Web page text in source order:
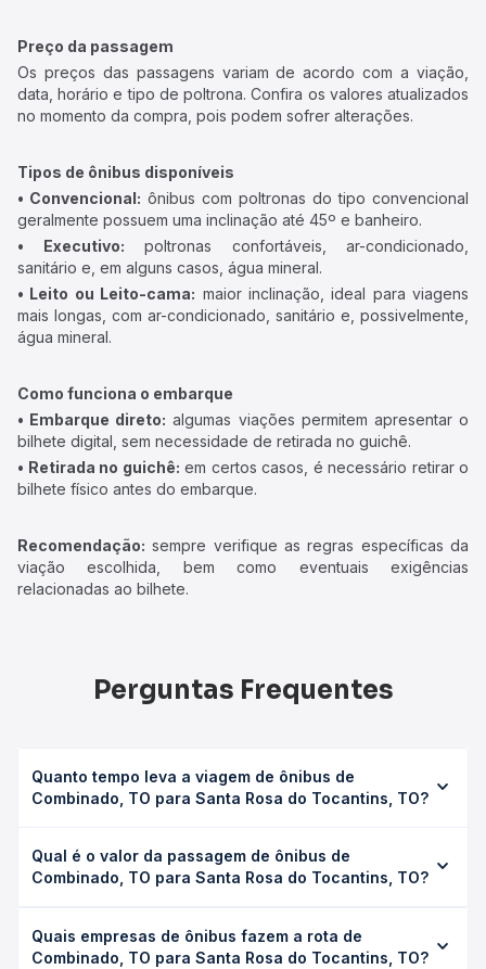
Preço da passagem
Os preços das passagens variam de acordo com a viação,
data, horário e tipo de poltrona. Confira os valores atualizados
no momento da compra, pois podem sofrer alterações.
Tipos de ônibus disponíveis
• Convencional: ônibus com poltronas do tipo convencional
geralmente possuem uma inclinação até 45º e banheiro.
• Executivo: poltronas confortáveis, ar-condicionado,
sanitário e, em alguns casos, água mineral.
• Leito ou Leito-cama: maior inclinação, ideal para viagens
mais longas, com ar-condicionado, sanitário e, possivelmente,
água mineral.
Como funciona o embarque
• Embarque direto: algumas viações permitem apresentar o
bilhete digital, sem necessidade de retirada no guichê.
• Retirada no guichê: em certos casos, é necessário retirar o
bilhete físico antes do embarque.
Recomendação: sempre verifique as regras específicas da
viação escolhida, bem como eventuais exigências
relacionadas ao bilhete.
Perguntas Frequentes
Quanto tempo leva a viagem de ônibus de
Combinado, TO para Santa Rosa do Tocantins, TO?
do Tocantins, TO leva em média 6h 15min, podendo variar
conforme a viação, o tipo de serviço (convencional,
duração exata de cada opção na data desejada.
Qual é o valor da passagem de ônibus de
Combinado, TO para Santa Rosa do Tocantins, TO?
Santa Rosa do Tocantins, TO custa em média R$ 150,00 e
varia conforme a data da viagem, a empresa, o tipo de
Quais empresas de ônibus fazem a rota de
Combinado, TO para Santa Rosa do Tocantins, TO?